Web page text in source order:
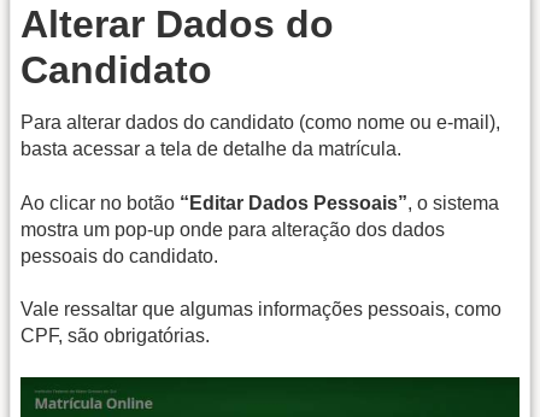
Alterar Dados do
Candidato
Para alterar dados do candidato (como nome ou e-mail),
basta acessar a tela de detalhe da matrícula.
Ao clicar no botão “Editar Dados Pessoais”, o sistema
mostra um pop-up onde para alteração dos dados
pessoais do candidato.
Vale ressaltar que algumas informações pessoais, como
CPF, são obrigatórias.